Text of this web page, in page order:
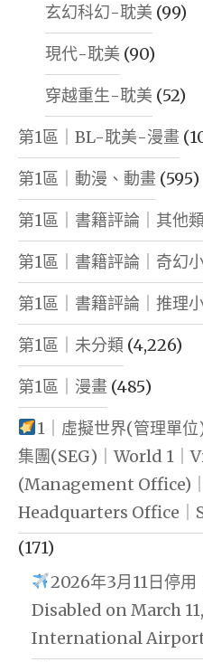
玄幻科幻-耽美 (99)
現代-耽美 (90)
穿越重生-耽美 (52)
第1區｜BL-耽美-漫畫
第1區｜動漫、動畫 (595)
第1區｜書籍評論｜其他
第1區｜書籍評論｜奇幻
第1區｜書籍評論｜推理
第1區｜未分類 (4,226)
第1區｜漫畫 (485)
1｜虛擬世界(管理單
集團(SEG)｜World 1｜
(Management Office)
Headquarters Office｜
(171)
2026年3月11日停用
Disabled on March
International